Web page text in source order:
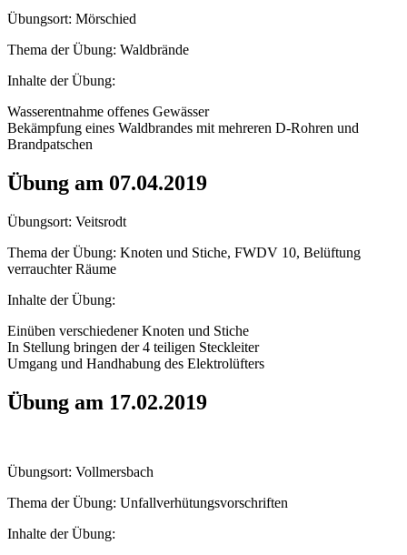
Übungsort: Mörschied
Thema der Übung: Waldbrände
Inhalte der Übung:
Wasserentnahme offenes Gewässer
Bekämpfung eines Waldbrandes mit mehreren D-Rohren und
Brandpatschen
Übung am 07.04.2019
Übungsort: Veitsrodt
Thema der Übung: Knoten und Stiche, FWDV 10, Belüftung
verrauchter Räume
Inhalte der Übung:
Einüben verschiedener Knoten und Stiche
In Stellung bringen der 4 teiligen Steckleiter
Umgang und Handhabung des Elektrolüfters
Übung am 17.02.2019
Übungsort: Vollmersbach
Thema der Übung: Unfallverhütungsvorschriften
Inhalte der Übung: